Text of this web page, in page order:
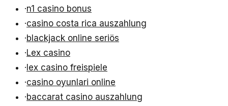
·n1 casino bonus
·casino costa rica auszahlung
·blackjack online seriös
·Lex casino
· lex casino freispiele
·casino oyunlari online
·baccarat casino auszahlung